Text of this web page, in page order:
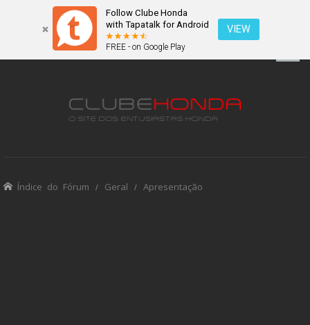
Follow Clube Honda
with Tapatalk for Android
FREE - on Google Play
VIEW
Índice do Fórum Geral Apresentação